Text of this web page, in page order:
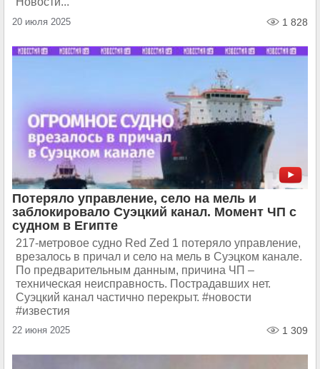
20 июля 2025 1 828
Потеряло управление, село на мель и
заблокировало Суэцкий канал. Момент ЧП с
судном в Египте
217-метровое судно Red Zed 1 потеряло управление,
врезалось в причал и село на мель в Суэцком канале.
По предварительным данным, причина ЧП –
техническая неисправность. Пострадавших нет.
Суэцкий канал частично перекрыт. #новости
#известия
22 июня 2025 1 309